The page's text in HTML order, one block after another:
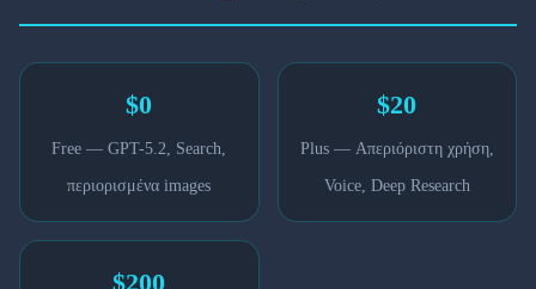
$0
Free — GPT-5.2, Search,
περιορισμένα images
$20
Plus — Απεριόριστη χρήση,
Voice, Deep Research
$200